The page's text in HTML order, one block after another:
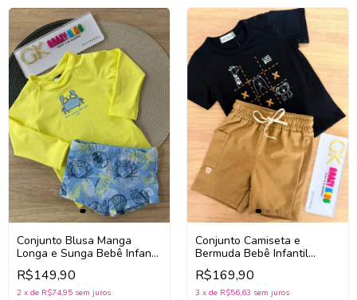
Conjunto Blusa Manga
Longa e Sunga Bebê Infantil
Menino Luc.Boo 85540
(Amarelo/Azul)
R$149,90
2 x de R$74,95 sem juros
Conjunto Camiseta e
Bermuda Bebê Infantil
Menino Luc.Boo 97266
(Preto/Bege)
R$169,90
3 x de R$56,63 sem juros